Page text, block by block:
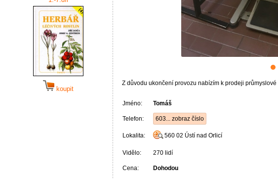
koupit
Z důvodu ukončení provozu nabízím k prodeji
Jméno: Tomáš
Telefon: 603... zobraz číslo
Lokalita: 560 02 Ústí nad Orlicí
Vidělo: 270 lidí
Cena: Dohodou